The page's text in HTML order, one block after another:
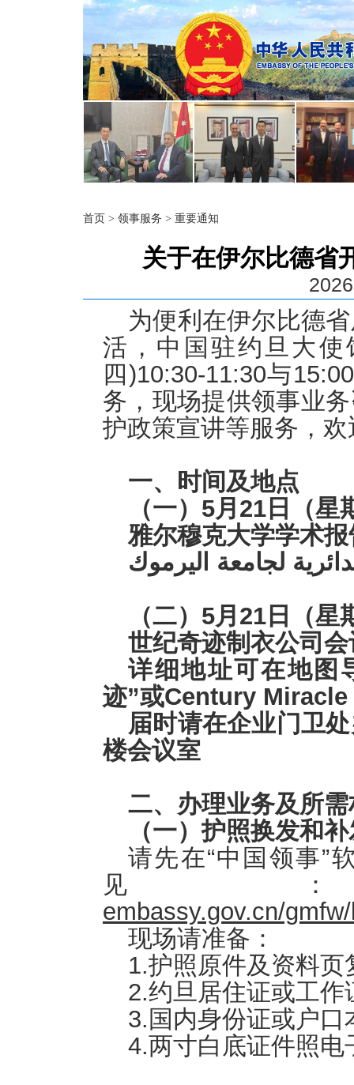
首页 > 领事服务 > 重要通知
关于在伊尔比德省
为便利在伊尔比德
活，中国驻约旦大
四)10:30-11:30与
务，现场提供领事业
护政策宣讲等服务，
一、时间及地点
（一）5月21日（
雅尔穆克大学学术
لجامعة اليرموك
（二）5月21日（
世纪奇迹制衣公司
详细地址可在地图
迹”或Century Miracle
届时请在企业门卫
楼会议室
二、办理业务及所
（一）护照换发和
请先在“中国领事”
见
embassy.gov.cn/
现场请准备：
1.护照原件及资料页
2.约旦居住证或工
3.国内身份证或户口
4.两寸白底证件照电